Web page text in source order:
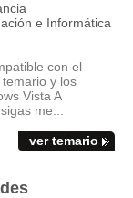
e Informática
con el
y los
Vista A
me...
ver temario